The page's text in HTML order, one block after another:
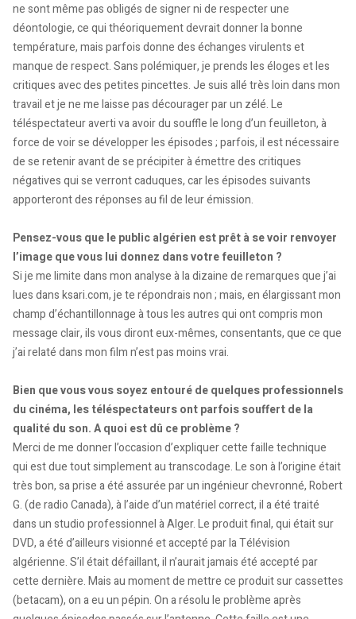
ne sont même pas obligés de signer ni de respecter une
déontologie, ce qui théoriquement devrait donner la bonne
température, mais parfois donne des échanges virulents et
manque de respect. Sans polémiquer, je prends les éloges et les
critiques avec des petites pincettes. Je suis allé très loin dans mon
travail et je ne me laisse pas décourager par un zélé. Le
téléspectateur averti va avoir du souffle le long d’un feuilleton, à
force de voir se développer les épisodes ; parfois, il est nécessaire
de se retenir avant de se précipiter à émettre des critiques
négatives qui se verront caduques, car les épisodes suivants
apporteront des réponses au fil de leur émission.
Pensez-vous que le public algérien est prêt à se voir renvoyer
l’image que vous lui donnez dans votre feuilleton ?
Si je me limite dans mon analyse à la dizaine de remarques que j’ai
lues dans ksari.com, je te répondrais non ; mais, en élargissant mon
champ d’échantillonnage à tous les autres qui ont compris mon
message clair, ils vous diront eux-mêmes, consentants, que ce que
j’ai relaté dans mon film n’est pas moins vrai.
Bien que vous vous soyez entouré de quelques professionnels
du cinéma, les téléspectateurs ont parfois souffert de la
qualité du son. A quoi est dû ce problème ?
Merci de me donner l’occasion d’expliquer cette faille technique
qui est due tout simplement au transcodage. Le son à l’origine était
très bon, sa prise a été assurée par un ingénieur chevronné, Robert
G. (de radio Canada), à l’aide d’un matériel correct, il a été traité
dans un studio professionnel à Alger. Le produit final, qui était sur
DVD, a été d’ailleurs visionné et accepté par la Télévision
algérienne. S’il était défaillant, il n’aurait jamais été accepté par
cette dernière. Mais au moment de mettre ce produit sur cassettes
(betacam), on a eu un pépin. On a résolu le problème après